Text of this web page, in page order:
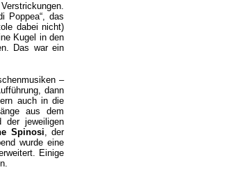
Poppea“, das
dabei nicht)
Kugel in den
Das war ein
–
dann
auch in die
aus dem
der jeweiligen
Spinosi, der
wurde eine
Einige